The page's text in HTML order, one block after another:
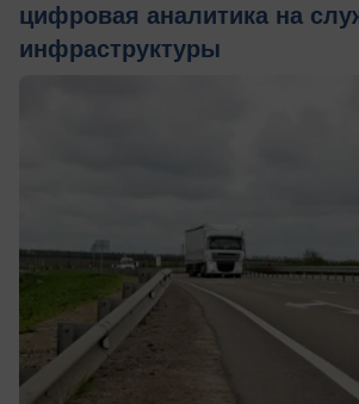
цифровая аналитика на
инфраструктуры